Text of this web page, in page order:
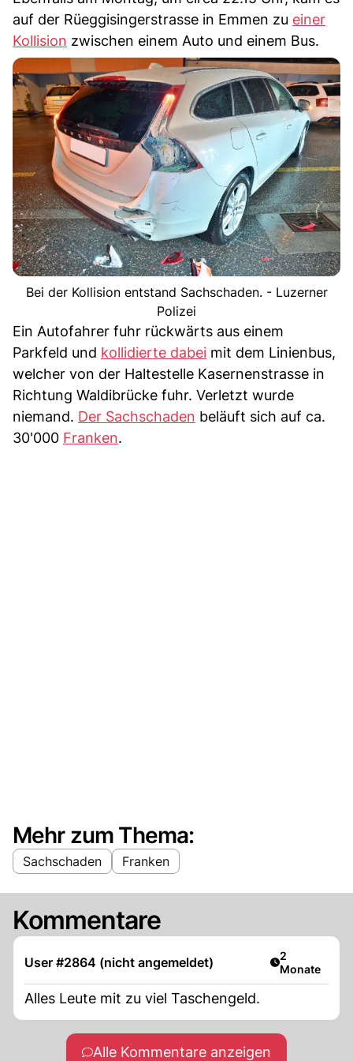
auf der Rüeggisingerstrasse in Emmen zu einer
Kollision zwischen einem Auto und einem Bus.
Bei der Kollision entstand Sachschaden. - Luzerner
Polizei
Ein Autofahrer fuhr rückwärts aus einem
Parkfeld und kollidierte dabei mit dem Linienbus,
welcher von der Haltestelle Kasernenstrasse in
Richtung Waldibrücke fuhr. Verletzt wurde
niemand. Der Sachschaden beläuft sich auf ca.
30'000 Franken.
Mehr zum Thema:
Sachschaden Franken
Kommentare
User #2864 (nicht angemeldet) Artikel
2
Monate
Alles Leute mit zu viel Taschengeld.
Alle Kommentare anzeigen